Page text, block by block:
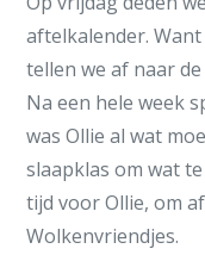
aftelkalender.
tellen we af naar
Na een hele week
was Ollie al wat
slaapklas om wat
tijd voor Ollie, om
Wolkenvriendjes.